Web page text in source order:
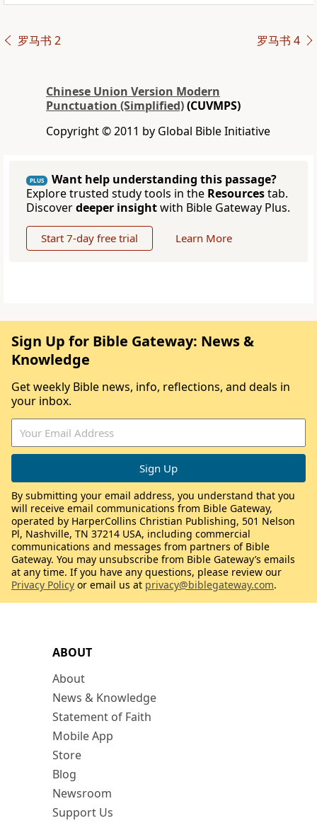
罗马书 2 罗马书 4
Chinese Union Version Modern
Punctuation (Simplified)(CUVMPS)
Copyright © 2011 by Global Bible Initiative
PLUS
Want help understanding this passage?
Explore trusted study tools in the Resourcestab.
Discoverdeeper insightwith Bible Gateway Plus.
Start 7-day free trial Learn More
ABOUT
About
News & Knowledge
Statement of Faith
Mobile App
Store
Blog
Newsroom
Support Us
Sign Up for Bible Gateway: News &
Knowledge
Get weekly Bible news, info, reflections, and deals in
your inbox.
By submitting your email address, you understand that you
will receive email communications from Bible Gateway,
operated by HarperCollins Christian Publishing, 501 Nelson
Pl, Nashville, TN 37214 USA, including commercial
communications and messages from partners of Bible
Gateway. You may unsubscribe from Bible Gateway’s emails
at any time. If you have any questions, please review our
Privacy Policy or email us at privacy@biblegateway.com.